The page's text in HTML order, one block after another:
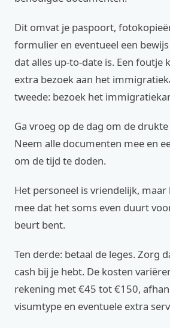
Dit omvat je paspoort,
formulier en eventueel een
dat alles up-to-date is. Een foutje
extra bezoek aan het
tweede: bezoek het
Ga vroeg op de dag om de
Neem alle documenten mee en
om de tijd te doden.
Het personeel is vriendelijk,
mee dat het soms even duurt
beurt bent.
Ten derde: betaal de leges. Zorg
cash bij je hebt. De kosten
rekening met €45 tot €150,
visumtype en eventuele extra